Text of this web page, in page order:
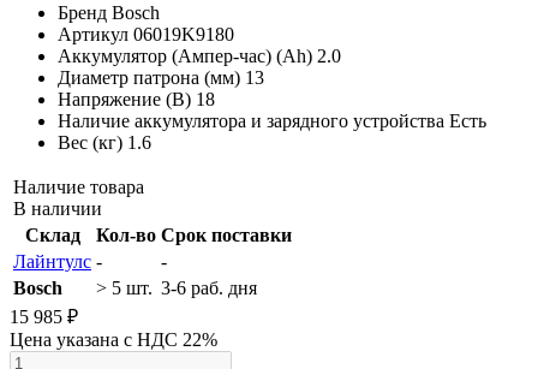
Бренд Bosch
Артикул 06019K9180
Аккумулятор (Ампер-час) (Ah) 2.0
Диаметр патрона (мм) 13
Напряжение (В) 18
Наличие аккумулятора и зарядного устройства Есть
Вес (кг) 1.6
Наличие товара
В наличии
Склад
Кол-во Срок поставки
Лайнтулс -
-
Bosch
> 5 шт. 3-6 раб. дня
15 985 ₽
Цена указана с НДС 22%